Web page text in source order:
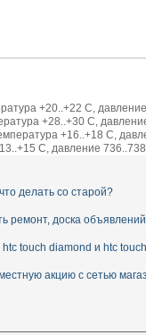
+20..+22 С,
+28..+30 С,
+16..+18 С,
С, давление
делать со старой?
ремонт, доска
touch diamond и htc
акцию с сетью